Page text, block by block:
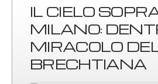
IL CIELO
MILANO:
MIRACOLO
BRECHTIANA